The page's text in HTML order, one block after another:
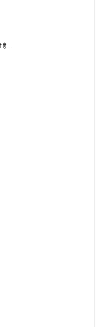
हैं…